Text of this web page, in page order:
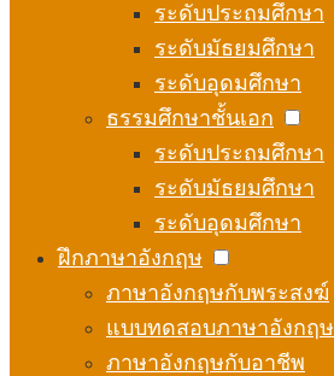
ระดับประถมศึกษา
ระดับมัธยมศึกษา
ระดับอุดมศึกษา
ธรรมศึกษาชั้นเอก
ระดับประถมศึกษา
ระดับมัธยมศึกษา
ระดับอุดมศึกษา
ฝึกภาษาอังกฤษ
ภาษาอังกฤษกับพระสงฆ์
แบบทดสอบภาษาอังกฤษ
ภาษาอังกฤษกับอาชีพ